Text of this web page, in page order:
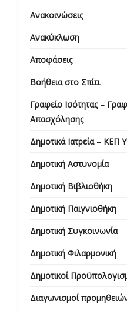
Ανακοινώσεις
Ανακύκλωση
Αποφάσεις
Βοήθεια στο Σπίτι
Γραφείο Ισότητας –
Απασχόλησης
Δημοτικά Ιατρεία – ΚΕΠ
Δημοτική Αστυνομία
Δημοτική Βιβλιοθήκη
Δημοτική Παιγνιοθήκη
Δημοτική Συγκοινωνία
Δημοτική Φιλαρμονική
Δημοτικοί
Διαγωνισμοί